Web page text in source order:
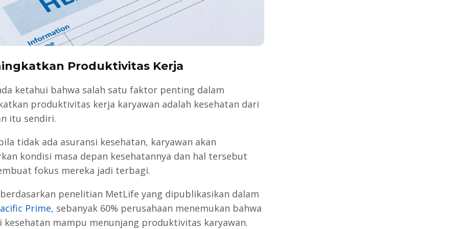
Produktivitas Kerja
ketahui bahwa salah satu faktor penting dalam
produktivitas kerja karyawan adalah kesehatan dari
itu sendiri.
tidak ada asuransi kesehatan, karyawan akan
kondisi masa depan kesehatannya dan hal tersebut
fokus mereka jadi terbagi.
penelitian MetLife yang dipublikasikan dalam
Prime, sebanyak 60% perusahaan menemukan bahwa
kesehatan mampu menunjang produktivitas karyawan.